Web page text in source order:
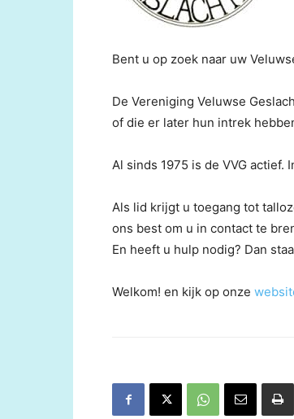
Bent u op zoek naar uw
De Vereniging Veluwse
of die er later hun intrek
Al sinds 1975 is de VVG
Als lid krijgt u toegang tot
ons best om u in contact te
En heeft u hulp nodig? Dan
Welkom! en kijk op onze